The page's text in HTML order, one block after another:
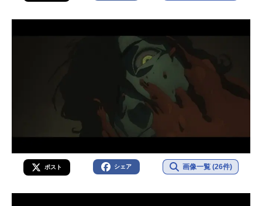
ポスト シェア 画像一覧 (26件)